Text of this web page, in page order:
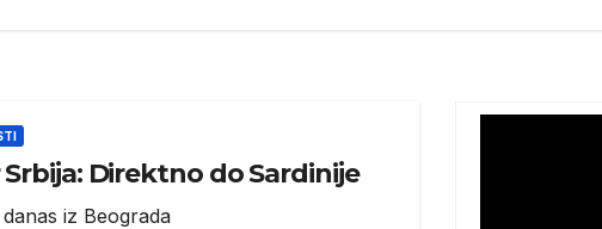
Srbija: Direktno do Sardinije
danas iz Beograda